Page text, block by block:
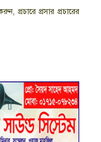
প্রচারে প্রসার প্রচারের